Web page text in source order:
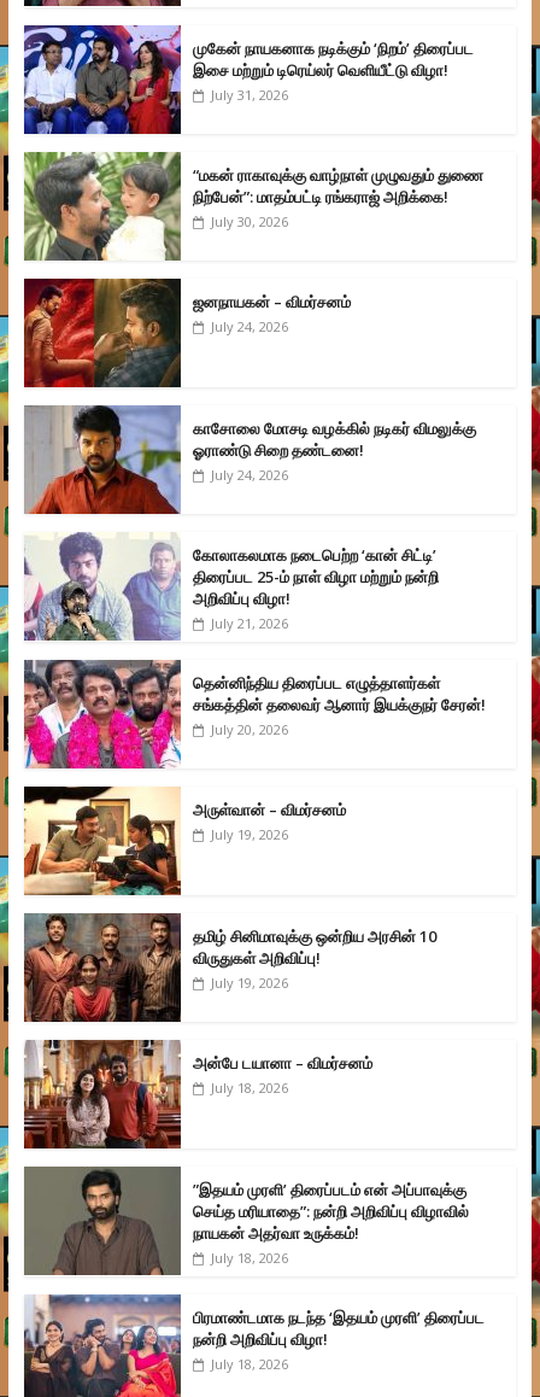
முகேன் நாயகனாக நடிக்கும் ‘நிறம்’ திரைப்பட
இசை மற்றும் டிரெய்லர் வெளியீட்டு விழா!
July 31, 2026
“மகன் ராகாவுக்கு வாழ்நாள் முழுவதும் துணை
நிற்பேன்”: மாதம்பட்டி ரங்கராஜ் அறிக்கை!
July 30, 2026
ஜனநாயகன் – விமர்சனம்
July 24, 2026
காசோலை மோசடி வழக்கில் நடிகர் விமலுக்கு
ஓராண்டு சிறை தண்டனை!
July 24, 2026
கோலாகலமாக நடைபெற்ற ‘கான் சிட்டி’
திரைப்பட 25-ம் நாள் விழா மற்றும் நன்றி
அறிவிப்பு விழா!
July 21, 2026
தென்னிந்திய திரைப்பட எழுத்தாளர்கள்
சங்கத்தின் தலைவர் ஆனார் இயக்குநர் சேரன்!
July 20, 2026
அருள்வான் – விமர்சனம்
July 19, 2026
தமிழ் சினிமாவுக்கு ஒன்றிய அரசின் 10
விருதுகள் அறிவிப்பு!
July 19, 2026
அன்பே டயானா – விமர்சனம்
July 18, 2026
”இதயம் முரளி’ திரைப்படம் என் அப்பாவுக்கு
செய்த மரியாதை”: நன்றி அறிவிப்பு விழாவில்
நாயகன் அதர்வா உருக்கம்!
July 18, 2026
பிரமாண்டமாக நடந்த ‘இதயம் முரளி’ திரைப்பட
நன்றி அறிவிப்பு விழா!
July 18, 2026